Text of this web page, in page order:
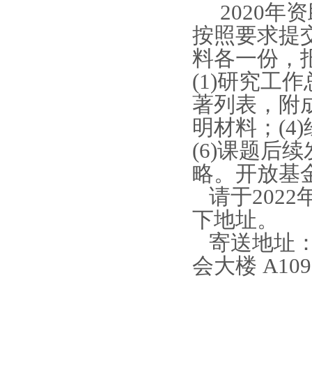
2020年资
按照要求提
料各一份，
(1)研究工作
著列表，附
明材料；
(6)课题后续
略。 开放基
请于2022
下地址。
寄送地址
会大楼